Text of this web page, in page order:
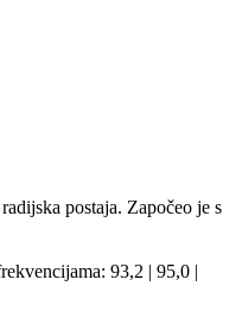
postaja. Započeo je s
93,2 | 95,0 |